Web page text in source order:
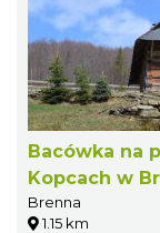
Bacówka na
Kopcach w
Brenna
1.15 km